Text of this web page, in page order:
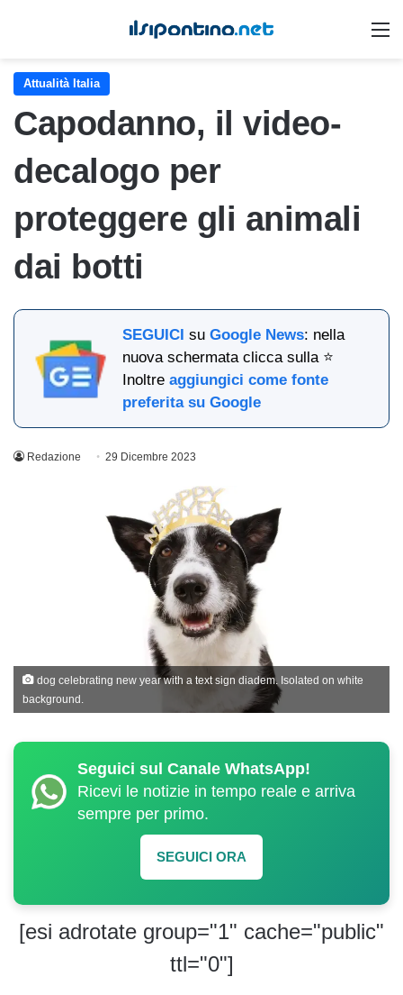
Attualità Italia
Capodanno, il video-
decalogo per
proteggere gli animali
dai botti
SEGUICI suGoogle News: nella
nuova schermata clicca sulla ⭐
Inoltreaggiungici come fonte
preferita su Google
Redazione 29 Dicembre 2023
dog celebrating new year with a text sign diadem. Isolated on white
background.
Seguici sul Canale WhatsApp!
Ricevi le notizie in tempo reale e arriva
sempre per primo.
SEGUICI ORA
[esi adrotate group="1" cache="public"
ttl="0"]